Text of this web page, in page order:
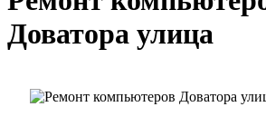
Доватора улица